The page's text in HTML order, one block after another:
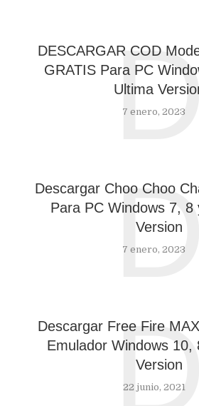
DESCARGAR COD
GRATIS Para PC
Ultima
7 enero, 2023
Descargar Choo Choo
Para PC Windows 7, 8
Version
7 enero, 2023
Descargar Free Fire
Emulador Windows 10,
Version
22 junio, 2021